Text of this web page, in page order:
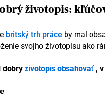
životopis:
britský trh práce by mal
svojho životopisu ako
dobrýživotopis obsahovať ,